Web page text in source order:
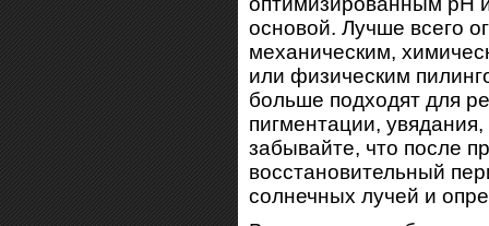
основой. Лучше всего
механическим,
или физическим
больше подходят для
пигментации,
забывайте, что после
восстановительный
солнечных лучей и